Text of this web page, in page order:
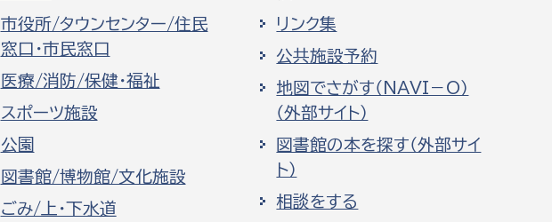
市役所/タウンセンター/住民
窓口・市民窓口
医療/消防/保健・福祉
スポーツ施設
公園
図書館/博物館/文化施設
ごみ/上・下水道
リンク集
公共施設予約
地図でさがす（NAVI－O）
（外部サイト）
図書館の本を探す（外部サイ
ト）
相談をする